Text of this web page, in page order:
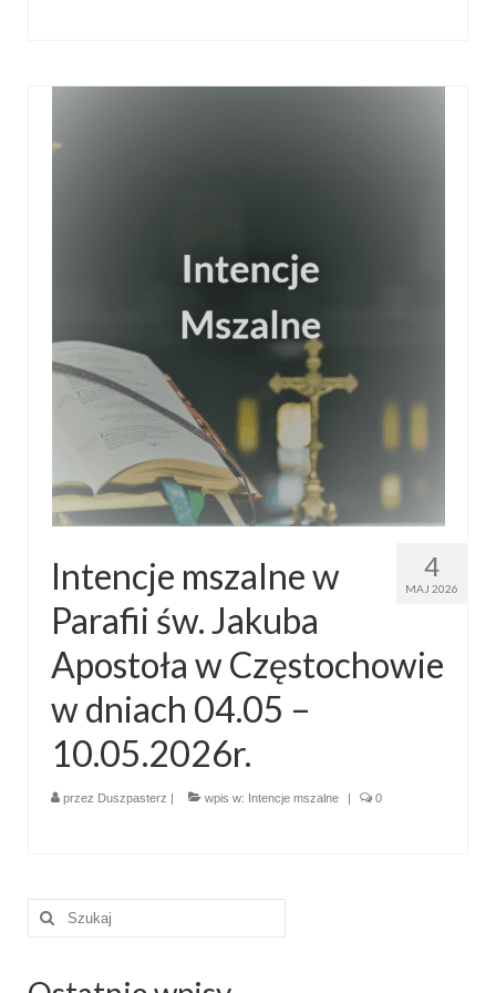
Niedziela Palmowa 24.03.2024
Bierzmowanie 27.11.2023
Odpust 2023
Zakończenie oktawy 2023
Niedziela Palmowa 2023
Galerie 2022
Pasterka 2022
Odpust 2022
Złoty Jubileusz
Pierwsza Komunia Św. – Gr 1
Pierwsza Komunia Św. – Gr 2
Galerie 2021
4
MAJ 2026
Intencje mszalne w
Parafii św. Jakuba
Apostoła w Częstochowie
w dniach 04.05 –
10.05.2026r.
przez Duszpasterz wpis w: Intencje mszalne 0
Szuklaj